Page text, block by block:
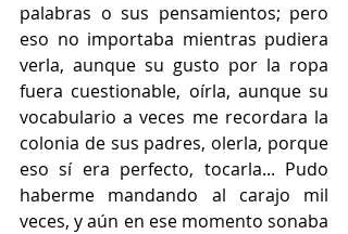
palabras o sus pensamientos; pero
eso no importaba mientras pudiera
verla, aunque su gusto por la ropa
fuera cuestionable, oírla, aunque su
vocabulario a veces me recordara la
colonia de sus padres, olerla, porque
eso sí era perfecto, tocarla... Pudo
haberme mandando al carajo mil
veces, y aún en ese momento sonaba